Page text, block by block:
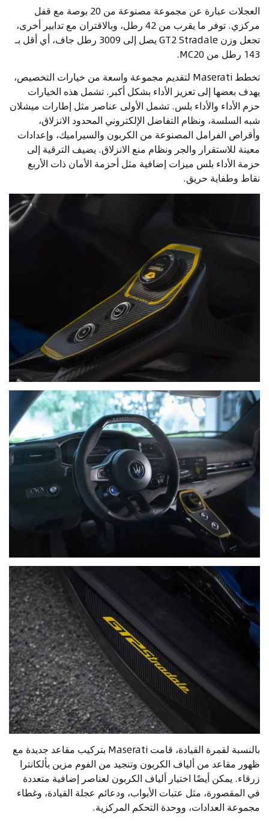
العجلات عبارة عن مجموعة مصنوعة من 20 بوصة مع قفل
مركزي. توفر ما يقرب من 42 رطل، وبالاقتران مع تدابير أخرى،
تجعل وزن GT2 Stradale يصل إلى 3009 رطل جاف، أي أقل بـ
143 رطل من MC20.
تخطط Maserati لتقديم مجموعة واسعة من خيارات التخصيص،
يهدف بعضها إلى تعزيز الأداء بشكل أكبر. تشمل هذه الخيارات
حزم الأداء والأداء بلس. تشمل الأولى عناصر مثل إطارات ميشلان
شبه السلسة، ونظام التفاضل الإلكتروني المحدود الانزلاق،
وأقراص الفرامل المصنوعة من الكربون والسيراميك، وإعدادات
معينة للاستقرار والجر ونظام منع الانزلاق. يضيف الترقية إلى
حزمة الأداء بلس ميزات إضافية مثل أحزمة الأمان ذات الأربع
نقاط وطفاية حريق.
بالنسبة لقمرة القيادة، قامت Maserati بتركيب مقاعد جديدة مع
ظهور مقاعد من ألياف الكربون وتنجيد من الفوم مزين بألكانترا
زرقاء. يمكن أيضًا اختيار ألياف الكربون لعناصر إضافية متعددة
في المقصورة، مثل عتبات الأبواب، ودعائم عجلة القيادة، وغطاء
مجموعة العدادات، ووحدة التحكم المركزية.